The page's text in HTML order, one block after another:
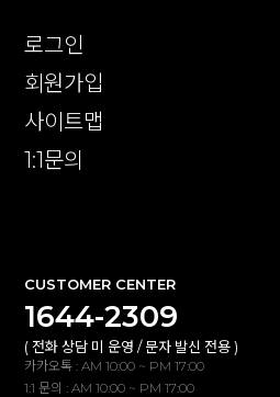
로그인
회원가입
사이트맵
1:1문의
CUSTOMER CENTER
1644-2309
( 전화 상담 미 운영 / 문자 발신 전용 )
카카오톡 : AM 10:00 ~ PM 17:00
1:1 문의 : AM 10:00 ~ PM 17:00